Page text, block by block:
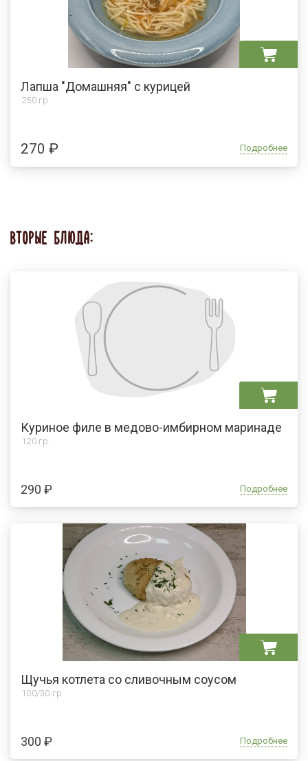
Лапша "Домашняя" с курицей
250 гр.
270 ₽ Подробнее
ВТОРЫЕ БЛЮДА:
Куриное филе в медово-имбирном маринаде
120 гр.
290 ₽ Подробнее
Щучья котлета со сливочным соусом
100/30 гр.
300 ₽ Подробнее